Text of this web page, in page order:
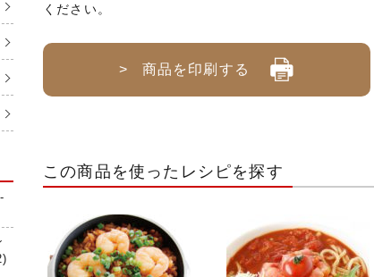
ください。
> 商品を印刷する
この商品を使ったレシピを探す